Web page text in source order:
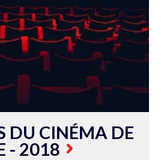
DU CINÉMA DE
- 2018